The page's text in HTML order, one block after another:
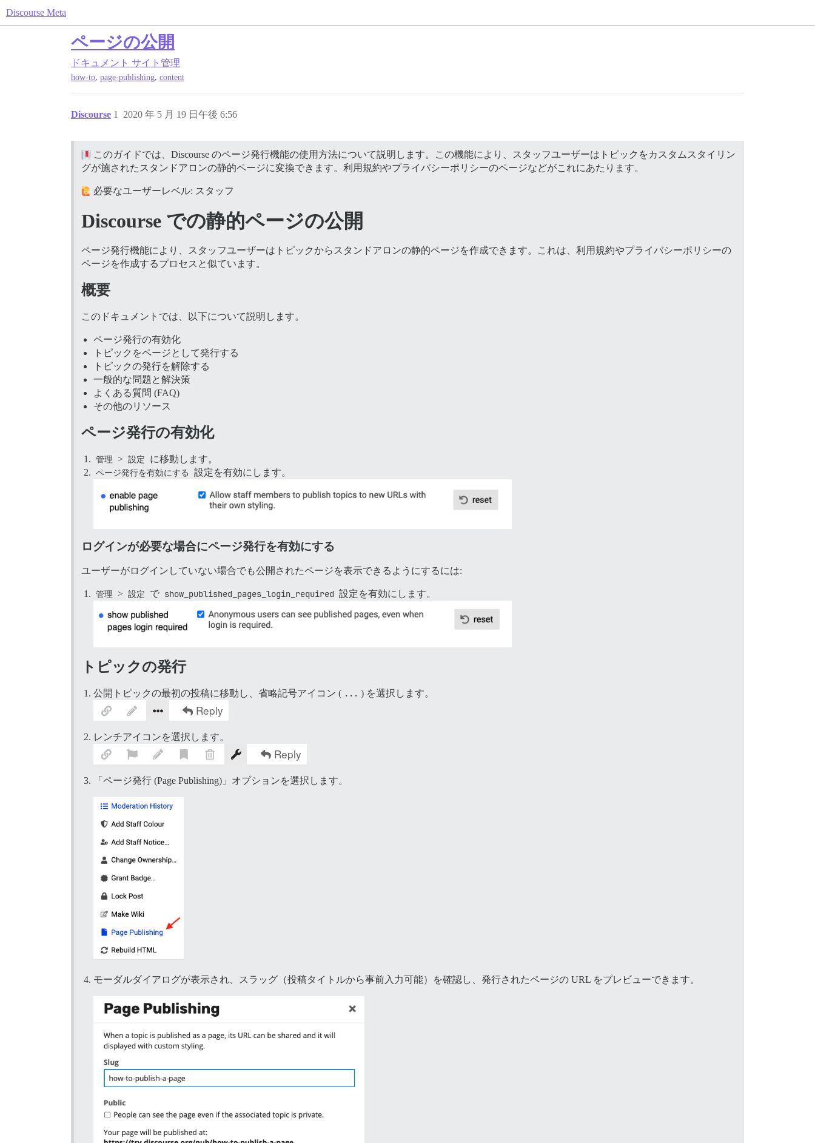
Discourse Meta
ページの公開
ドキュメント サイト管理
how-to, page-publishing, content
Discourse 2020 年 5 月 19 日午後 6:56
1
このガイドでは、Discourse のページ発行機能の使用方法について説明します。この機能により、スタッフユーザーはトピックをカスタムスタイリン
グが施されたスタンドアロンの静的ページに変換できます。利用規約やプライバシーポリシーのページなどがこれにあたります。
必要なユーザーレベル: スタッフ
Discourse での静的ページの公開
ページ発行機能により、スタッフユーザーはトピックからスタンドアロンの静的ページを作成できます。これは、利用規約やプライバシーポリシーの
ページを作成するプロセスと似ています。
概要
このドキュメントでは、以下について説明します。
ページ発行の有効化
トピックをページとして発行する
トピックの発行を解除する
一般的な問題と解決策
よくある質問 (FAQ)
その他のリソース
ページ発行の有効化
管理 > 設定 に移動します。
ページ発行を有効にする 設定を有効にします。
ログインが必要な場合にページ発行を有効にする
ユーザーがログインしていない場合でも公開されたページを表示できるようにするには:
管理 > 設定 で show_published_pages_login_required 設定を有効にします。
トピックの発行
公開トピックの最初の投稿に移動し、省略記号アイコン ( ... ) を選択します。
レンチアイコンを選択します。
「ページ発行 (Page Publishing)」オプションを選択します。
モーダルダイアログが表示され、スラッグ（投稿タイトルから事前入力可能）を確認し、発行されたページの URL をプレビューできます。